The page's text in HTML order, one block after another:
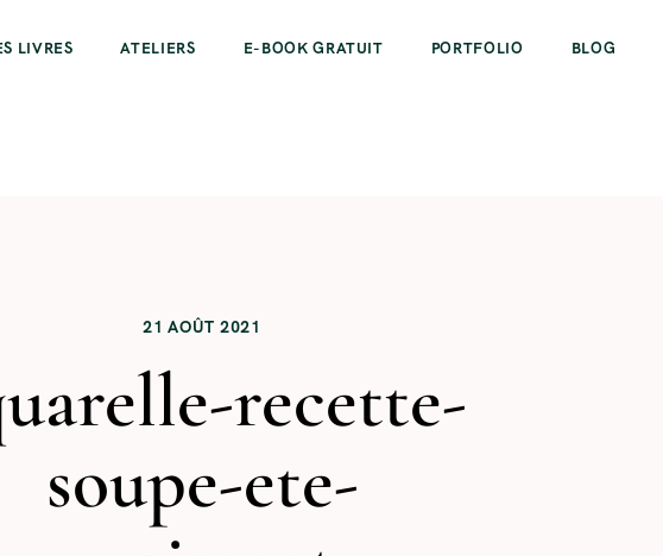
LIVRES ATELIERS E-BOOK GRATUIT PORTFOLIO BLOG
21 AOÛT 2021
recette-
soupe-ete-